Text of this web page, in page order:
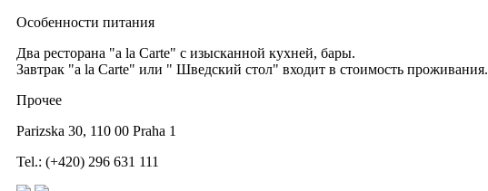
Особенности питания
Два ресторана "a la Carte" с изысканной кухней, бары.
Завтрак "a la Carte" или " Шведский стол" входит в стоимость проживания.
Прочее
Parizska 30, 110 00 Praha 1
Tel.: (+420) 296 631 111